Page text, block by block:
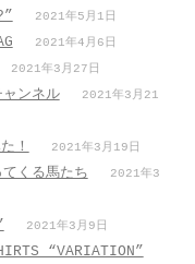
2021年5月1日
2021年4月6日
2021年3月27日
ャンネル
2021年3月21
！ 2021年3月19日
てくる馬たち
2021年3
2021年3月9日
“VARIATION”